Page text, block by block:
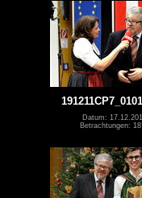
Datum:
Betrachtungen: